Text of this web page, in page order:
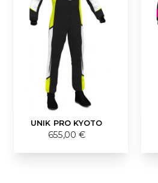
UNIK PRO KYOTO
655,00 €